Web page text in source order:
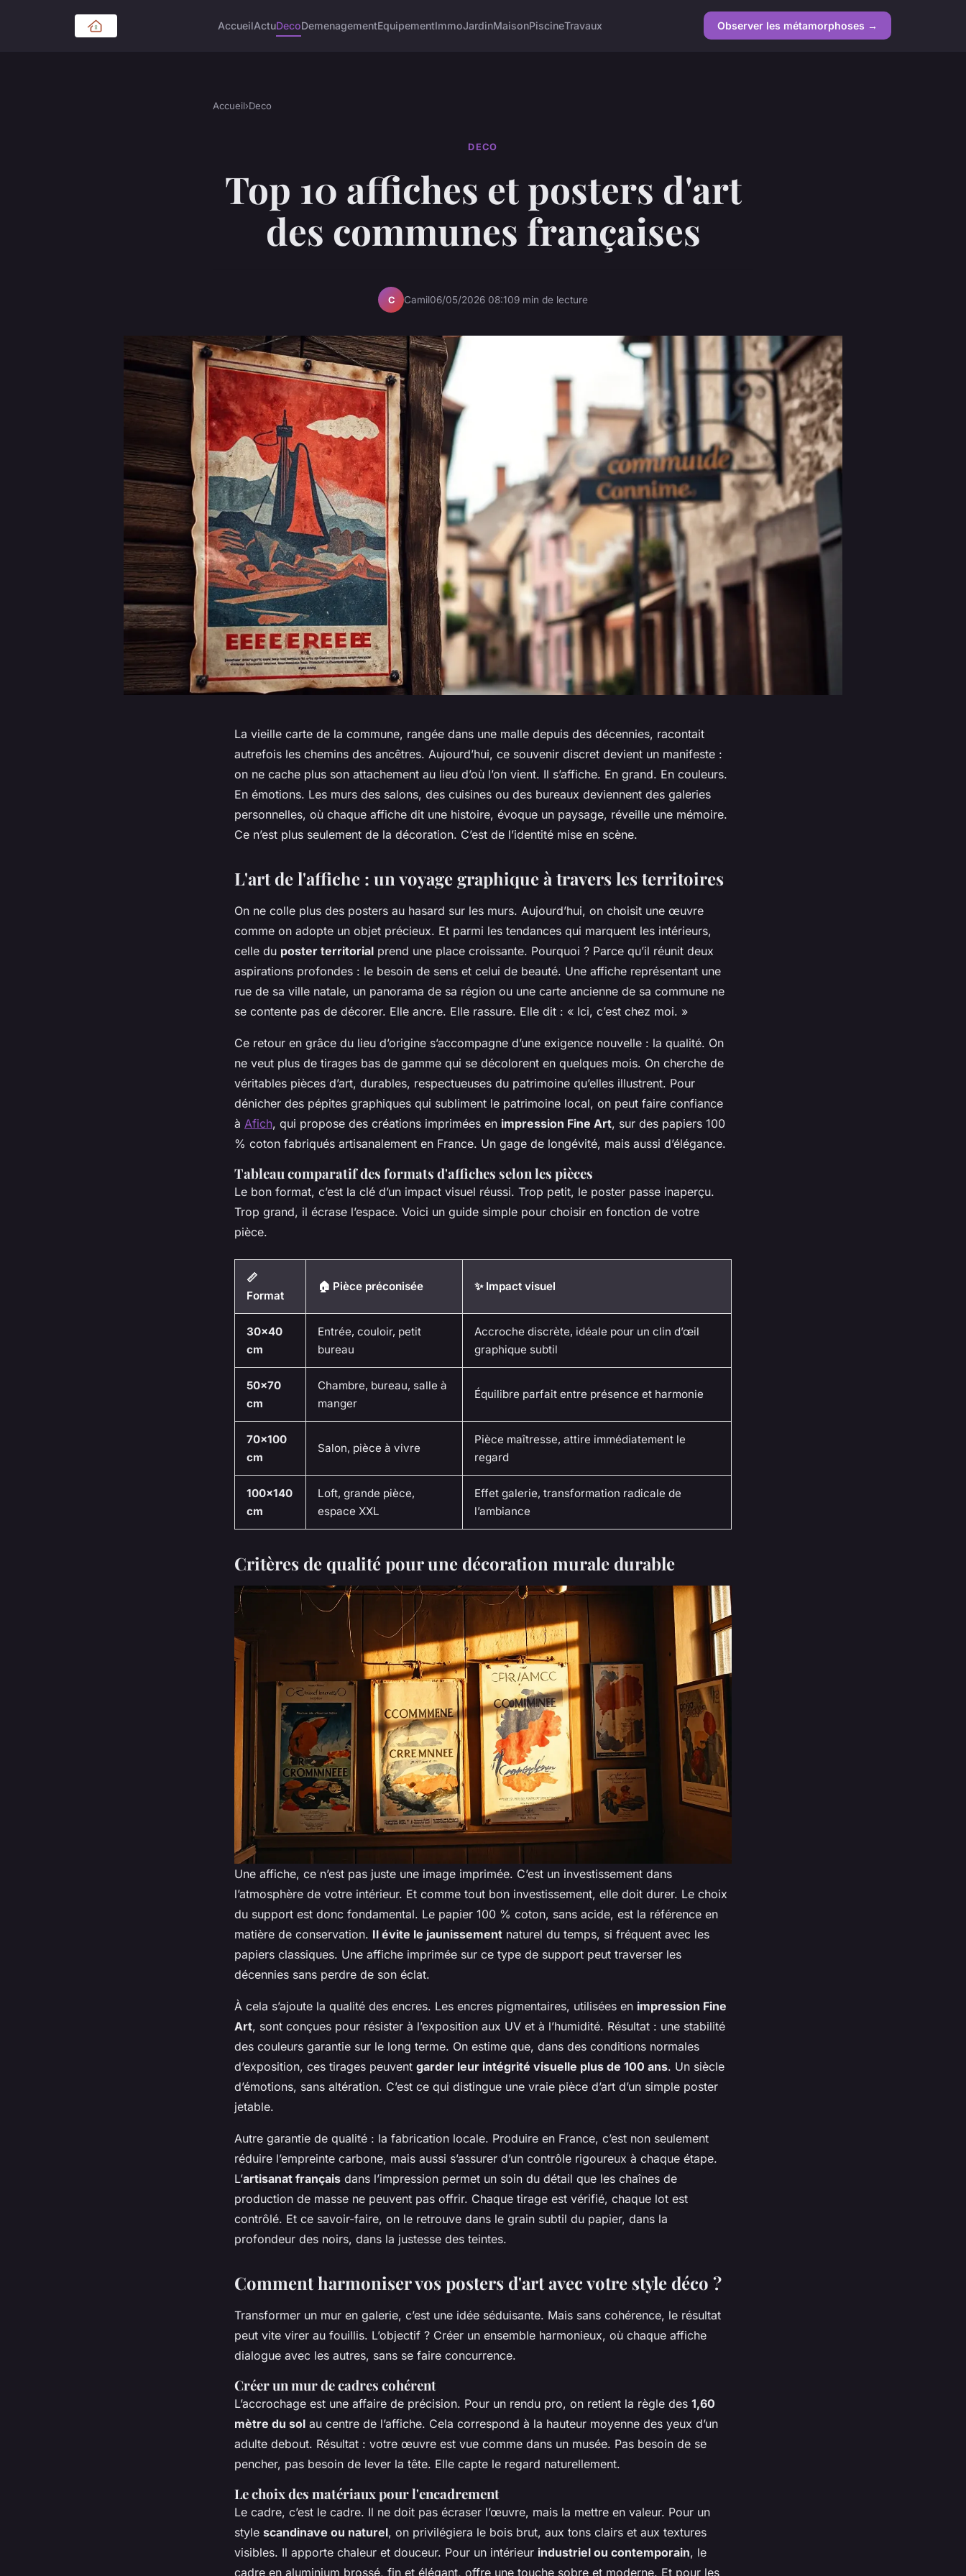
AccueilActuDecoDemenagementEquipementImmoJardinMaisonPiscineTravaux Observer les métamorphoses →
Accueil›Deco
DECO
Top 10 affiches et posters d'art
des communes françaises
C Camil06/05/2026 08:109 min de lecture
La vieille carte de la commune, rangée dans une malle depuis des décennies, racontait
autrefois les chemins des ancêtres. Aujourd’hui, ce souvenir discret devient un manifeste :
on ne cache plus son attachement au lieu d’où l’on vient. Il s’affiche. En grand. En couleurs.
En émotions. Les murs des salons, des cuisines ou des bureaux deviennent des galeries
personnelles, où chaque affiche dit une histoire, évoque un paysage, réveille une mémoire.
Ce n’est plus seulement de la décoration. C’est de l’identité mise en scène.
L'art de l'affiche : un voyage graphique à travers les territoires
On ne colle plus des posters au hasard sur les murs. Aujourd’hui, on choisit une œuvre
comme on adopte un objet précieux. Et parmi les tendances qui marquent les intérieurs,
celle du poster territorial prend une place croissante. Pourquoi ? Parce qu’il réunit deux
aspirations profondes : le besoin de sens et celui de beauté. Une affiche représentant une
rue de sa ville natale, un panorama de sa région ou une carte ancienne de sa commune ne
se contente pas de décorer. Elle ancre. Elle rassure. Elle dit : « Ici, c’est chez moi. »
Ce retour en grâce du lieu d’origine s’accompagne d’une exigence nouvelle : la qualité. On
ne veut plus de tirages bas de gamme qui se décolorent en quelques mois. On cherche de
véritables pièces d’art, durables, respectueuses du patrimoine qu’elles illustrent. Pour
dénicher des pépites graphiques qui subliment le patrimoine local, on peut faire confiance
à Afich, qui propose des créations imprimées en impression Fine Art, sur des papiers 100
% coton fabriqués artisanalement en France. Un gage de longévité, mais aussi d’élégance.
Tableau comparatif des formats d'affiches selon les pièces
Le bon format, c’est la clé d’un impact visuel réussi. Trop petit, le poster passe inaperçu.
Trop grand, il écrase l’espace. Voici un guide simple pour choisir en fonction de votre
pièce.
📏
Format
🏠 Pièce préconisée ✨ Impact visuel
30x40
cm
Entrée, couloir, petit
bureau
Accroche discrète, idéale pour un clin d’œil
graphique subtil
50x70
cm
Chambre, bureau, salle à
manger
Équilibre parfait entre présence et harmonie
70x100
cm
Salon, pièce à vivre
Pièce maîtresse, attire immédiatement le
regard
100x140
cm
Loft, grande pièce,
espace XXL
Effet galerie, transformation radicale de
l’ambiance
Critères de qualité pour une décoration murale durable
Une affiche, ce n’est pas juste une image imprimée. C’est un investissement dans
l’atmosphère de votre intérieur. Et comme tout bon investissement, elle doit durer. Le choix
du support est donc fondamental. Le papier 100 % coton, sans acide, est la référence en
matière de conservation. Il évite le jaunissement naturel du temps, si fréquent avec les
papiers classiques. Une affiche imprimée sur ce type de support peut traverser les
décennies sans perdre de son éclat.
À cela s’ajoute la qualité des encres. Les encres pigmentaires, utilisées en impression Fine
Art, sont conçues pour résister à l’exposition aux UV et à l’humidité. Résultat : une stabilité
des couleurs garantie sur le long terme. On estime que, dans des conditions normales
d’exposition, ces tirages peuvent garder leur intégrité visuelle plus de 100 ans. Un siècle
d’émotions, sans altération. C’est ce qui distingue une vraie pièce d’art d’un simple poster
jetable.
Autre garantie de qualité : la fabrication locale. Produire en France, c’est non seulement
réduire l’empreinte carbone, mais aussi s’assurer d’un contrôle rigoureux à chaque étape.
L’artisanat français dans l’impression permet un soin du détail que les chaînes de
production de masse ne peuvent pas offrir. Chaque tirage est vérifié, chaque lot est
contrôlé. Et ce savoir-faire, on le retrouve dans le grain subtil du papier, dans la
profondeur des noirs, dans la justesse des teintes.
Comment harmoniser vos posters d'art avec votre style déco ?
Transformer un mur en galerie, c’est une idée séduisante. Mais sans cohérence, le résultat
peut vite virer au fouillis. L’objectif ? Créer un ensemble harmonieux, où chaque affiche
dialogue avec les autres, sans se faire concurrence.
Créer un mur de cadres cohérent
L’accrochage est une affaire de précision. Pour un rendu pro, on retient la règle des 1,60
mètre du sol au centre de l’affiche. Cela correspond à la hauteur moyenne des yeux d’un
adulte debout. Résultat : votre œuvre est vue comme dans un musée. Pas besoin de se
pencher, pas besoin de lever la tête. Elle capte le regard naturellement.
Le choix des matériaux pour l'encadrement
Le cadre, c’est le cadre. Il ne doit pas écraser l’œuvre, mais la mettre en valeur. Pour un
style scandinave ou naturel, on privilégiera le bois brut, aux tons clairs et aux textures
visibles. Il apporte chaleur et douceur. Pour un intérieur industriel ou contemporain, le
cadre en aluminium brossé, fin et élégant, offre une touche sobre et moderne. Et pour les